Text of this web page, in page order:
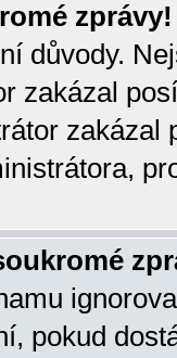
zprávy!
důvody.
zakázal
zakázal
pokud